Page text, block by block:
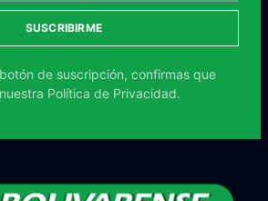
SUSCRIBIRME
de suscripción, confirmas que
Política de Privacidad.